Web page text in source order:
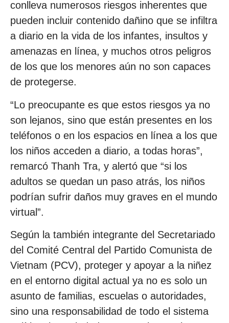
conlleva numerosos riesgos inherentes que
pueden incluir contenido dañino que se infiltra
a diario en la vida de los infantes, insultos y
amenazas en línea, y muchos otros peligros
de los que los menores aún no son capaces
de protegerse.
“Lo preocupante es que estos riesgos ya no
son lejanos, sino que están presentes en los
teléfonos o en los espacios en línea a los que
los niños acceden a diario, a todas horas”,
remarcó Thanh Tra, y alertó que “si los
adultos se quedan un paso atrás, los niños
podrían sufrir daños muy graves en el mundo
virtual”.
Según la también integrante del Secretariado
del Comité Central del Partido Comunista de
Vietnam (PCV), proteger y apoyar a la niñez
en el entorno digital actual ya no es solo un
asunto de familias, escuelas o autoridades,
sino una responsabilidad de todo el sistema